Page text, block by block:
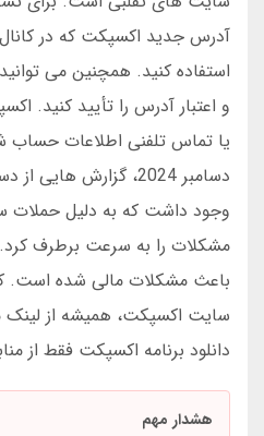
آدرس جدید اکسپکت که در
استفاده کنید. همچنین می
و اعتبار آدرس را تأیید کنید.
یا تماس تلفنی اطلاعات حساب
دسامبر 2024، گزارش
وجود داشت که به دلیل حملات
مشکلات را به سرعت برطرف
باعث مشکلات مالی شده است.
سایت اکسپکت، همیشه از لینک
دانلود برنامه اکسپکت فقط از
هشدار مهم